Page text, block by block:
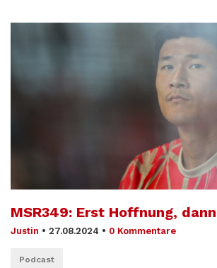
MSR349: Erst Hoffnung,
Justin • 27.08.2024 • 0 Kommentare
Podcast